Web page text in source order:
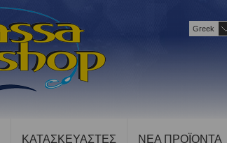
Greek
ΚΑΤΑΣΚΕΥΑΣΤΕΣ ΝΕΑ ΠΡΟΪΟΝΤΑ